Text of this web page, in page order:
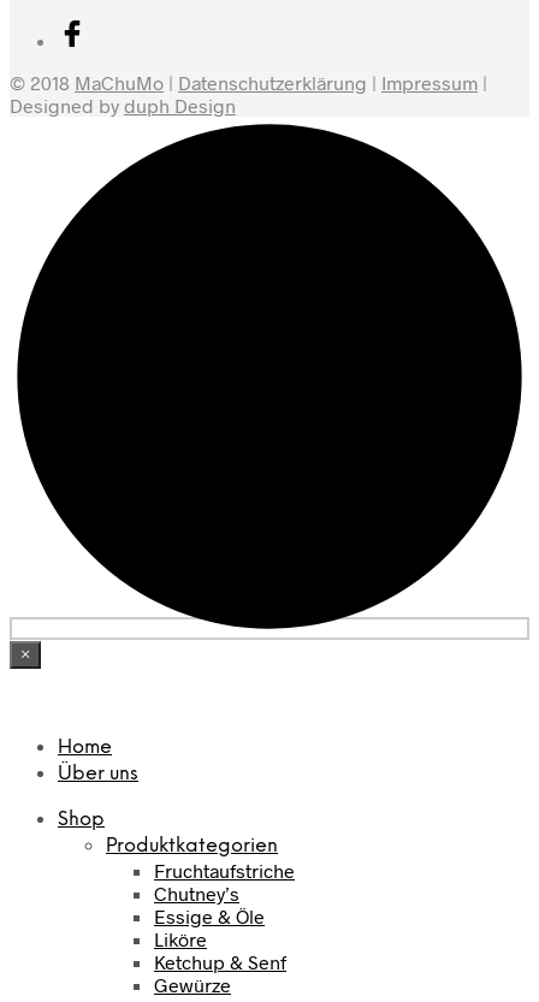
© 2018 MaChuMo | Datenschutzerklärung | Impressum |
Designed by duph Design
×
Home
Über uns
Shop
Produktkategorien
Fruchtaufstriche
Chutney’s
Essige & Öle
Liköre
Ketchup & Senf
Gewürze